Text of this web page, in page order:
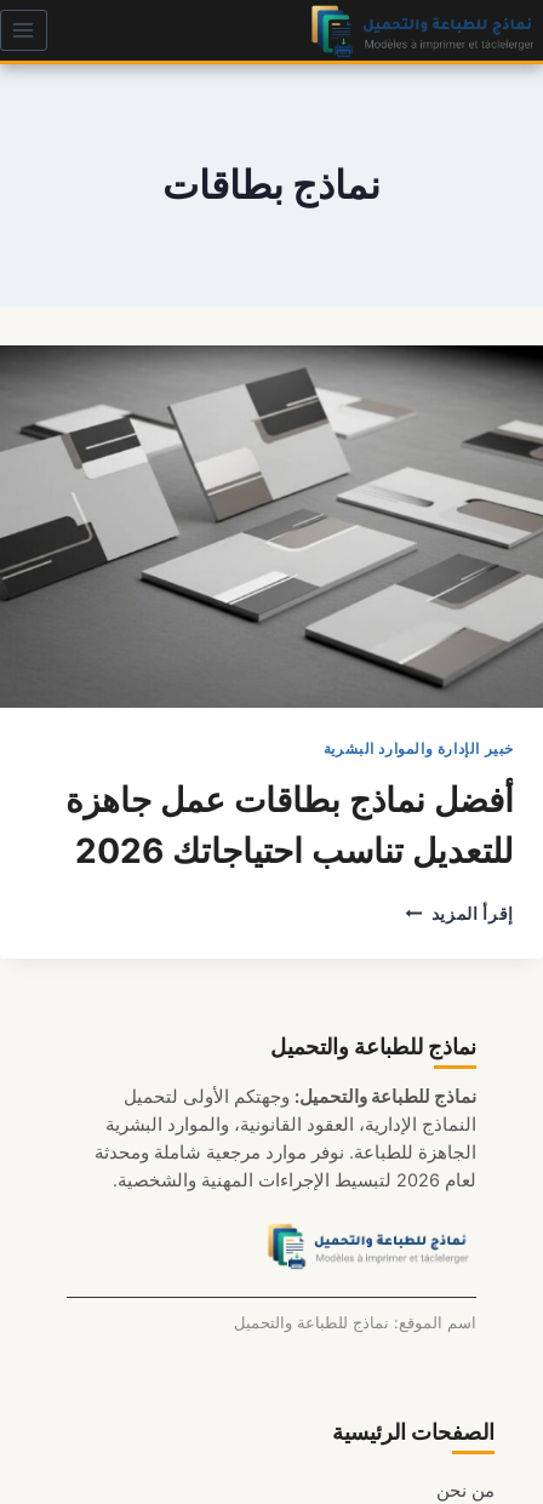
التجاوز
إلى
المحتوى
نماذج بطاقات
خبير الإدارة والموارد البشرية
أفضل نماذج بطاقات عمل جاهزة
للتعديل تناسب احتياجاتك 2026
إقرأ المزيد أفضل
بطاقات
للتعديل
تناسب
احتياجاتك
2026
نماذج للطباعة والتحميل
نماذج للطباعة والتحميل: وجهتكم الأولى لتحميل
النماذج الإدارية، العقود القانونية، والموارد البشرية
الجاهزة للطباعة. نوفر موارد مرجعية شاملة ومحدثة
لعام 2026 لتبسيط الإجراءات المهنية والشخصية.
اسم الموقع: نماذج للطباعة والتحميل
الصفحات الرئيسية
من نحن